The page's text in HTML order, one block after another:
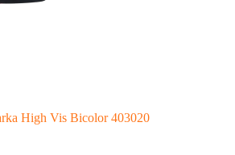
High Vis Bicolor 403020